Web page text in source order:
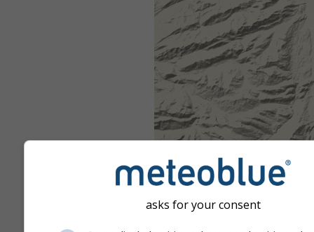
asks for your consent